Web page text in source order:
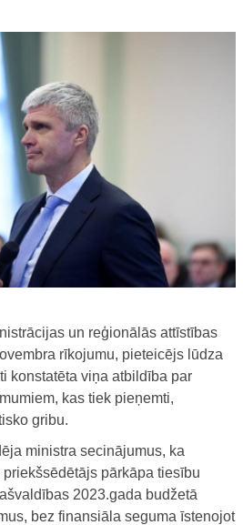
un reģionālās attīstības
rīkojumu, pieteicējs lūdza
konstatēta viņa atbildība par
kas tiek pieņemti,
gribu.
ministra secinājumus, ka
pārkāpa tiesību
2023.gada budžetā
bez finansiāla seguma īstenojot